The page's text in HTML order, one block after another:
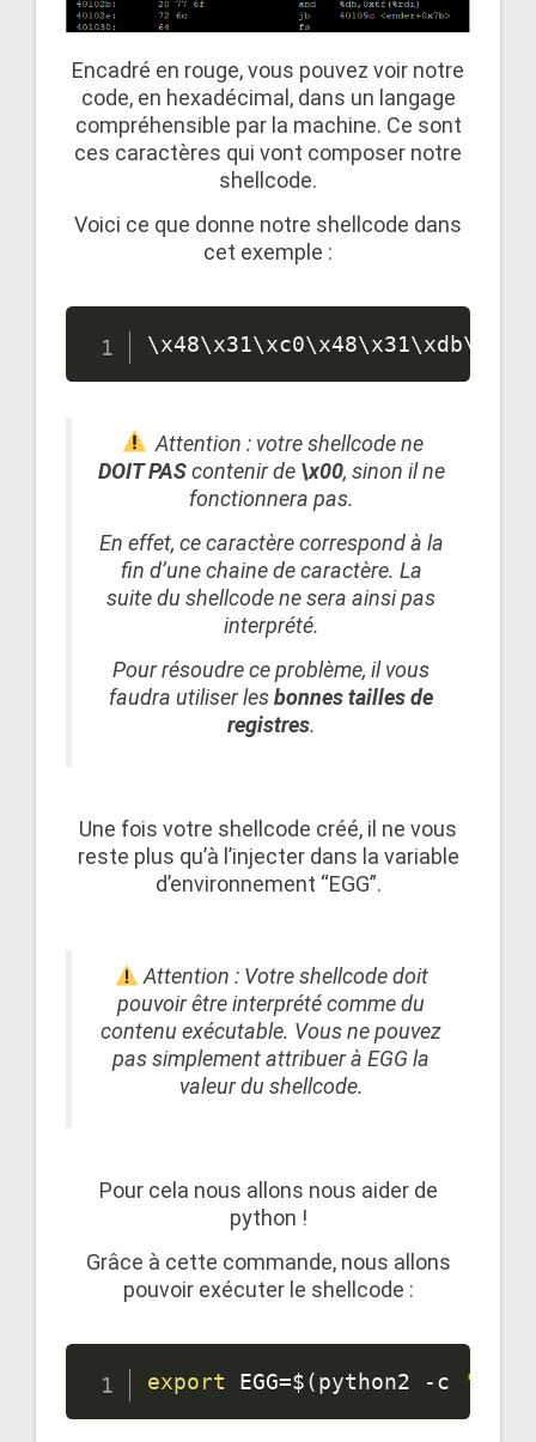
Encadré en rouge, vous pouvez voir notre
code, en hexadécimal, dans un langage
compréhensible par la machine. Ce sont
ces caractères qui vont composer notre
shellcode.
Voici ce que donne notre shellcode dans
cet exemple :
\x48\x31\xc0\x48\x31\xdb\
Attention : votre shellcode ne
DOIT PAScontenir de\x00, sinon il ne
fonctionnera pas.
En effet, ce caractère correspond à la
fin d’une chaine de caractère. La
suite du shellcode ne sera ainsi pas
interprété.
Pour résoudre ce problème, il vous
faudra utiliser lesbonnes tailles de
registres.
Une fois votre shellcode créé, il ne vous
reste plus qu’à l’injecter dans la variable
d’environnement “EGG”.
Attention : Votre shellcode doit
pouvoir être interprété comme du
contenu exécutable. Vous ne pouvez
pas simplement attribuer à EGG la
valeur du shellcode.
Pour cela nous allons nous aider de
python !
Grâce à cette commande, nous allons
pouvoir exécuter le shellcode :
export EGG=$(python2 -c